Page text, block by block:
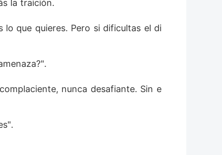
la traición.
que quieres. Pero si dificultas el di
nunca desafiante. Sin e